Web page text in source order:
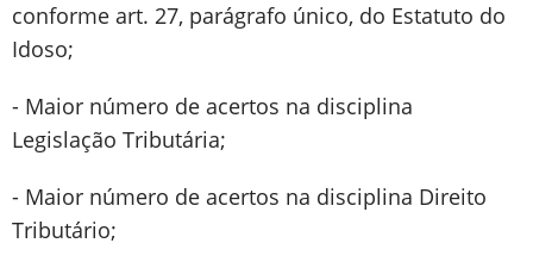
conforme art. 27, parágrafo único, do Estatuto do
Idoso;
- Maior número de acertos na disciplina
Legislação Tributária;
- Maior número de acertos na disciplina Direito
Tributário;